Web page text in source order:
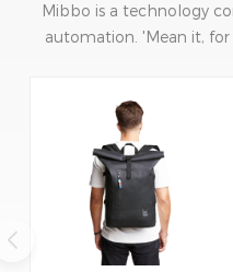
Mibbo is a technology
automation. 'Mean it,